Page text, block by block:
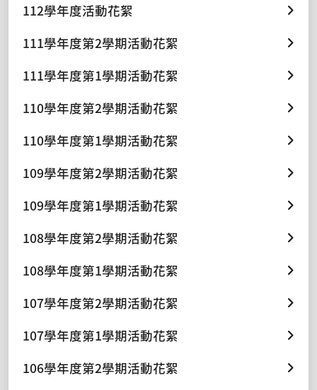
112學年度活動花絮
111學年度第2學期活動花絮
111學年度第1學期活動花絮
110學年度第2學期活動花絮
110學年度第1學期活動花絮
109學年度第2學期活動花絮
109學年度第1學期活動花絮
108學年度第2學期活動花絮
108學年度第1學期活動花絮
107學年度第2學期活動花絮
107學年度第1學期活動花絮
106學年度第2學期活動花絮